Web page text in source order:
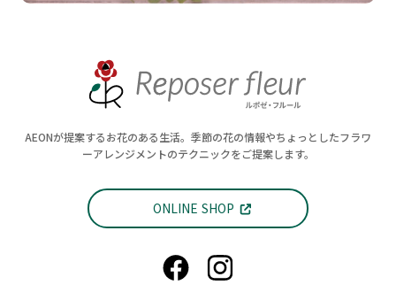
AEONが提案するお花のある生活。季節の花の情報やちょっとしたフラワ
ーアレンジメントのテクニックをご提案します。
ONLINE SHOP